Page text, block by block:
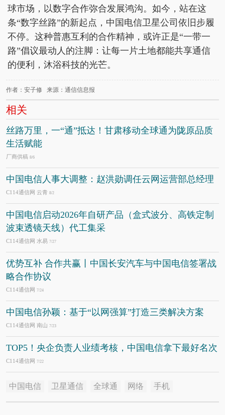
球市场，以数字合作弥合发展鸿沟。如今，站在这
条“数字丝路”的新起点，中国电信卫星公司依旧步履
不停。这种普惠互利的合作精神，或许正是“一带一
路”倡议最动人的注脚：让每一片土地都能共享通信
的便利，沐浴科技的光芒。
作者：安子修 来源：通信信息报
相关
丝路万里，一“通”抵达！甘肃移动全球通为陇原品质
生活赋能
厂商供稿 8/6
中国电信人事大调整：赵洪勋调任云网运营部总经理
C114通信网 云青 8/2
中国电信启动2026年自研产品（盒式波分、高铁定制
波束透镜天线）代工集采
C114通信网 水易 7/27
优势互补 合作共赢丨中国长安汽车与中国电信签署战
略合作协议
C114通信网 7/24
中国电信孙颖：基于“以网强算”打造三类解决方案
C114通信网 南山 7/23
TOP5！央企负责人业绩考核，中国电信拿下最好名次
C114通信网 7/22
中国电信 卫星通信 全球通 网络 手机